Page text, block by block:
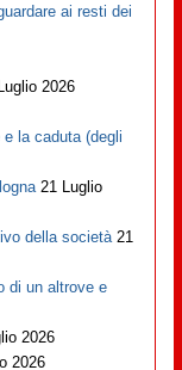
ai resti dei
2026
la caduta (degli
21 Luglio
della società 21
di un altrove e
2026
2026